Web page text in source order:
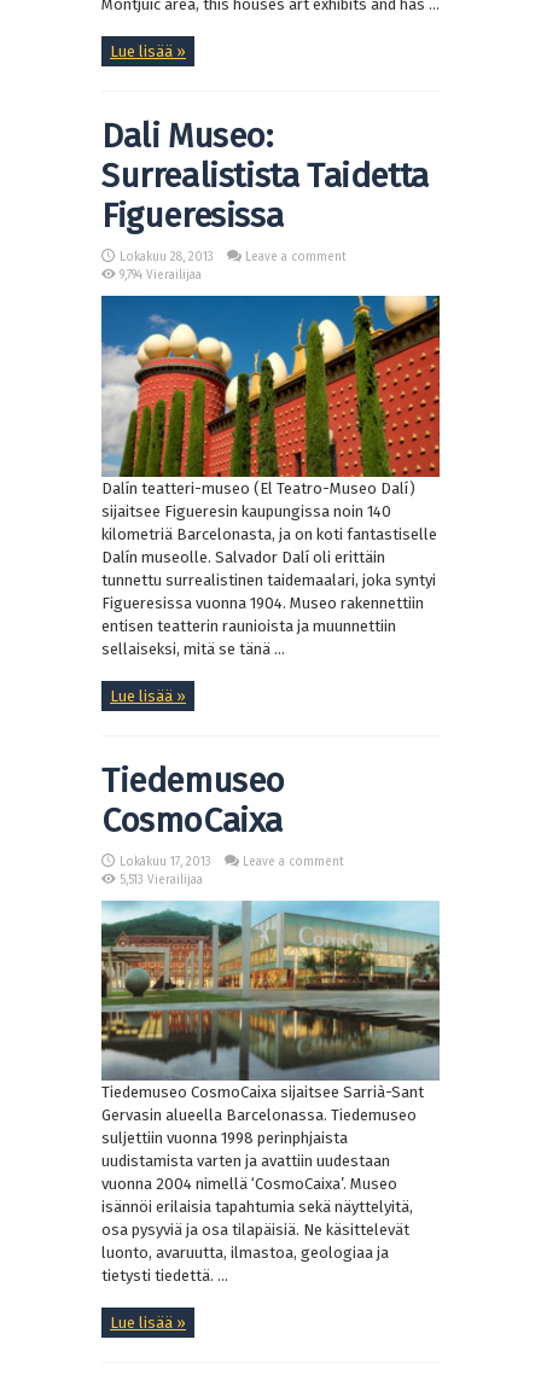
Montjuic area, this houses art exhibits and has ...
Lue lisää »
Dali Museo:
Surrealistista Taidetta
Figueresissa
Lokakuu 28, 2013
Leave a comment
9,794 Vierailijaa
Dalín teatteri-museo (El Teatro-Museo Dalí)
sijaitsee Figueresin kaupungissa noin 140
kilometriä Barcelonasta, ja on koti fantastiselle
Dalín museolle. Salvador Dalí oli erittäin
tunnettu surrealistinen taidemaalari, joka syntyi
Figueresissa vuonna 1904. Museo rakennettiin
entisen teatterin raunioista ja muunnettiin
sellaiseksi, mitä se tänä ...
Lue lisää »
Tiedemuseo
CosmoCaixa
Lokakuu 17, 2013
Leave a comment
5,513 Vierailijaa
Tiedemuseo CosmoCaixa sijaitsee Sarrià-Sant
Gervasin alueella Barcelonassa. Tiedemuseo
suljettiin vuonna 1998 perinphjaista
uudistamista varten ja avattiin uudestaan
vuonna 2004 nimellä ‘CosmoCaixa’. Museo
isännöi erilaisia tapahtumia sekä näyttelyitä,
osa pysyviä ja osa tilapäisiä. Ne käsittelevät
luonto, avaruutta, ilmastoa, geologiaa ja
tietysti tiedettä. ...
Lue lisää »